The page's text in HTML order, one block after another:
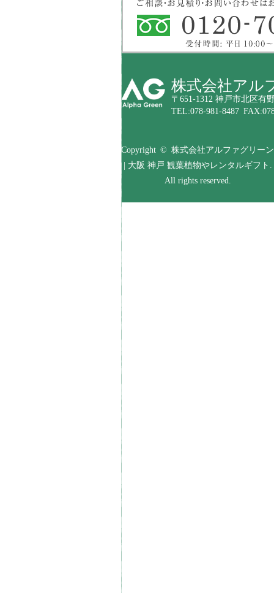
株式会社アル
〒651-1312 神戸市北区有
TEL:078-981-8487
Copyright © 株式会社アルファグリーン
| 大阪 神戸 観葉植物やレンタルギフト.
All rights reserved.